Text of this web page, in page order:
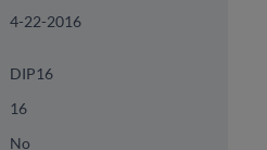
4-22-2016
DIP16
16
No